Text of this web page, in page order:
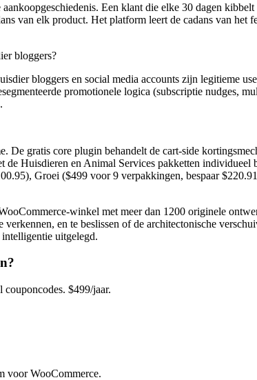
Een klant die elke 30 dagen
van elk product. Het platform leert de cadans van het
bloggers?
bloggers en social media accounts zijn legitieme
promotionele logica (subscriptie nudges,
gratis core plugin behandelt de cart-side
Huisdieren en Animal Services pakketten individueel
Groei ($499 voor 9 verpakkingen, bespaar
winkel met meer dan 1200 originele
en te beslissen of de architectonische
uitgelegd.
$499/jaar.
voor WooCommerce.